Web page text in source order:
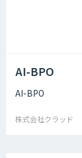
AI-BPO
AI-BPO
株式会社クラッド